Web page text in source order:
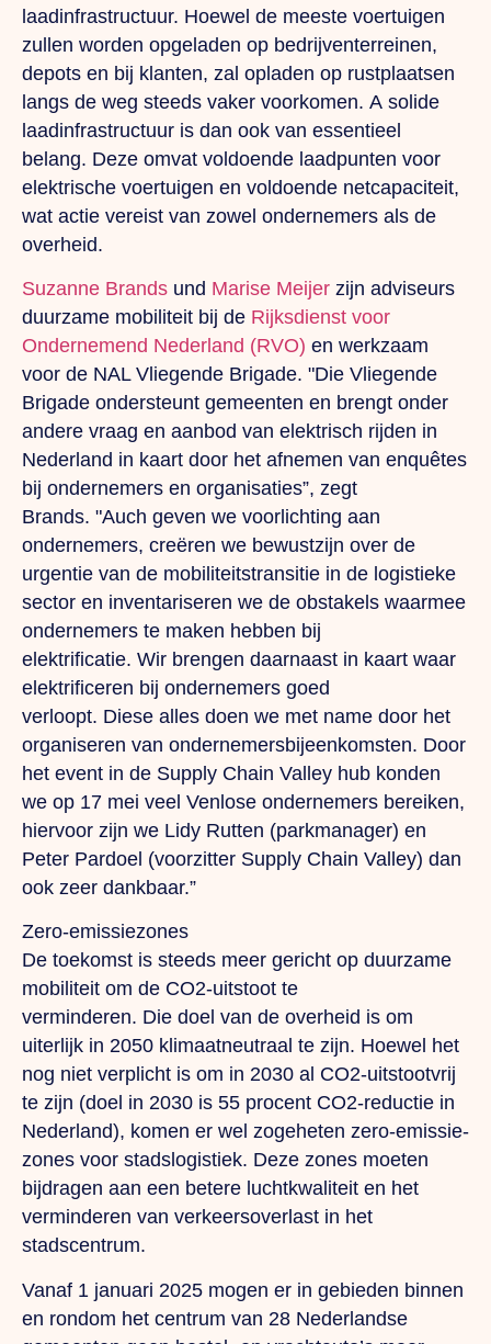
laadinfrastructuur. Hoewel de meeste voertuigen
zullen worden opgeladen op bedrijventerreinen,
depots en bij klanten, zal opladen op rustplaatsen
langs de weg steeds vaker voorkomen. A solide
laadinfrastructuur is dan ook van essentieel
belang. Deze omvat voldoende laadpunten voor
elektrische voertuigen en voldoende netcapaciteit,
wat actie vereist van zowel ondernemers als de
overheid.
Suzanne Brands und Marise Meijer zijn adviseurs
duurzame mobiliteit bij de Rijksdienst voor
Ondernemend Nederland (RVO) en werkzaam
voor de NAL Vliegende Brigade. "Die Vliegende
Brigade ondersteunt gemeenten en brengt onder
andere vraag en aanbod van elektrisch rijden in
Nederland in kaart door het afnemen van enquêtes
bij ondernemers en organisaties”, zegt
Brands. "Auch geven we voorlichting aan
ondernemers, creëren we bewustzijn over de
urgentie van de mobiliteitstransitie in de logistieke
sector en inventariseren we de obstakels waarmee
ondernemers te maken hebben bij
elektrificatie. Wir brengen daarnaast in kaart waar
elektrificeren bij ondernemers goed
verloopt. Diese alles doen we met name door het
organiseren van ondernemersbijeenkomsten. Door
het event in de Supply Chain Valley hub konden
we op 17 mei veel Venlose ondernemers bereiken,
hiervoor zijn we Lidy Rutten (parkmanager) en
Peter Pardoel (voorzitter Supply Chain Valley) dan
ook zeer dankbaar.”
Zero-emissiezones
De toekomst is steeds meer gericht op duurzame
mobiliteit om de CO2-uitstoot te
verminderen. Die doel van de overheid is om
uiterlijk in 2050 klimaatneutraal te zijn. Hoewel het
nog niet verplicht is om in 2030 al CO2-uitstootvrij
te zijn (doel in 2030 is 55 procent CO2-reductie in
Nederland), komen er wel zogeheten zero-emissie-
zones voor stadslogistiek. Deze zones moeten
bijdragen aan een betere luchtkwaliteit en het
verminderen van verkeersoverlast in het
stadscentrum.
Vanaf 1 januari 2025 mogen er in gebieden binnen
en rondom het centrum van 28 Nederlandse